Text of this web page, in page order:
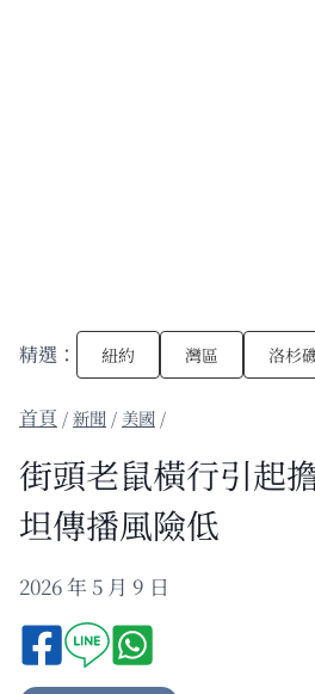
精選： 紐約 灣區 洛杉
/新聞 / 美國 /
街頭老鼠橫行引起
坦傳播風險低
2026 年 5 月 9 日